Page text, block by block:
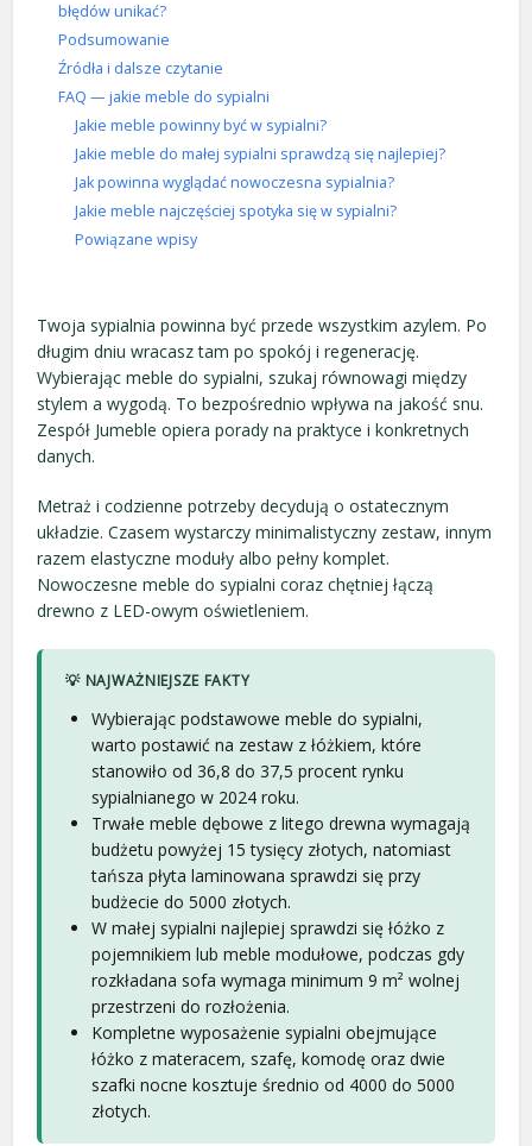
błędów unikać?
Podsumowanie
Źródła i dalsze czytanie
FAQ — jakie meble do sypialni
Jakie meble powinny być w sypialni?
Jakie meble do małej sypialni sprawdzą się najlepiej?
Jak powinna wyglądać nowoczesna sypialnia?
Jakie meble najczęściej spotyka się w sypialni?
Powiązane wpisy
Twoja sypialnia powinna być przede wszystkim azylem. Po
długim dniu wracasz tam po spokój i regenerację.
Wybierając meble do sypialni, szukaj równowagi między
stylem a wygodą. To bezpośrednio wpływa na jakość snu.
Zespół Jumeble opiera porady na praktyce i konkretnych
danych.
Metraż i codzienne potrzeby decydują o ostatecznym
układzie. Czasem wystarczy minimalistyczny zestaw, innym
razem elastyczne moduły albo pełny komplet.
Nowoczesne meble do sypialni coraz chętniej łączą
drewno z LED-owym oświetleniem.
💡 NAJWAŻNIEJSZE FAKTY
Wybierając podstawowe meble do sypialni,
warto postawić na zestaw z łóżkiem, które
stanowiło od 36,8 do 37,5 procent rynku
sypialnianego w 2024 roku.
Trwałe meble dębowe z litego drewna wymagają
budżetu powyżej 15 tysięcy złotych, natomiast
tańsza płyta laminowana sprawdzi się przy
budżecie do 5000 złotych.
W małej sypialni najlepiej sprawdzi się łóżko z
pojemnikiem lub meble modułowe, podczas gdy
rozkładana sofa wymaga minimum 9 m² wolnej
przestrzeni do rozłożenia.
Kompletne wyposażenie sypialni obejmujące
łóżko z materacem, szafę, komodę oraz dwie
szafki nocne kosztuje średnio od 4000 do 5000
złotych.